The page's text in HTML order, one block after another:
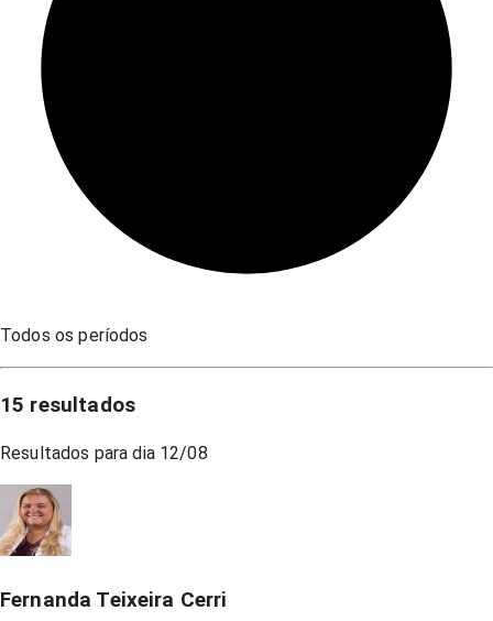
Todos os períodos
15 resultados
Resultados para dia 12/08
Fernanda Teixeira Cerri